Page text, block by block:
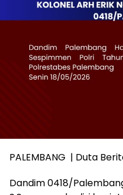
PALEMBANG | Duta
Dandim 0418/